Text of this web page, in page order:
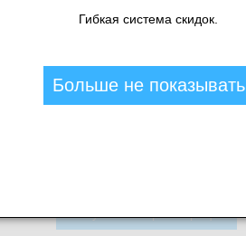
Цена в магазине: 163 шт.
Гибкая система скидок.
Больше не показывать